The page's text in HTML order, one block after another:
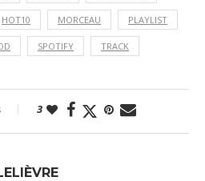
HOT10 MORCEAU PLAYLIST
SPOTIFY TRACK
3